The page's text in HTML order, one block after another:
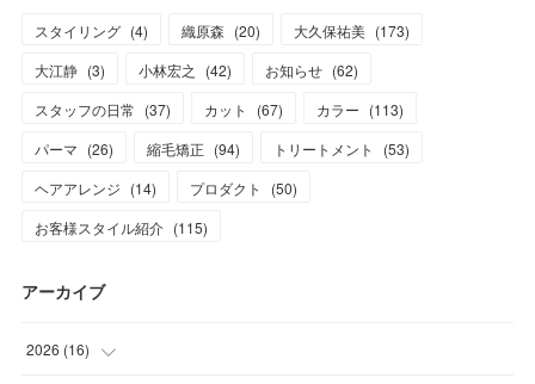
スタイリング (4) 織原森 (20) 大久保祐美 (173)
大江静 (3) 小林宏之 (42) お知らせ (62)
スタッフの日常 (37) カット (67) カラー (113)
パーマ (26) 縮毛矯正 (94) トリートメント (53)
ヘアアレンジ (14) プロダクト (50)
お客様スタイル紹介 (115)
アーカイブ
2026 (16)